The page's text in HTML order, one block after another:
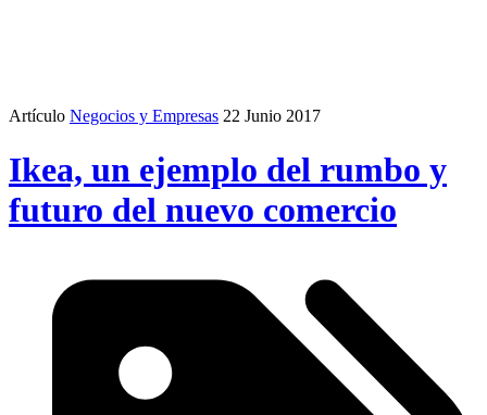
Artículo Negocios y Empresas 22 Junio 2017
Ikea, un ejemplo del rumbo y
futuro del nuevo comercio